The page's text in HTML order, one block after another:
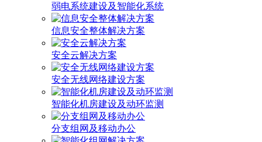
弱电系统建设及智能化系统
信息安全整体解决方案
安全云解决方案
安全无线网络建设方案
智能化机房建设及动环监测
分支组网及移动办公